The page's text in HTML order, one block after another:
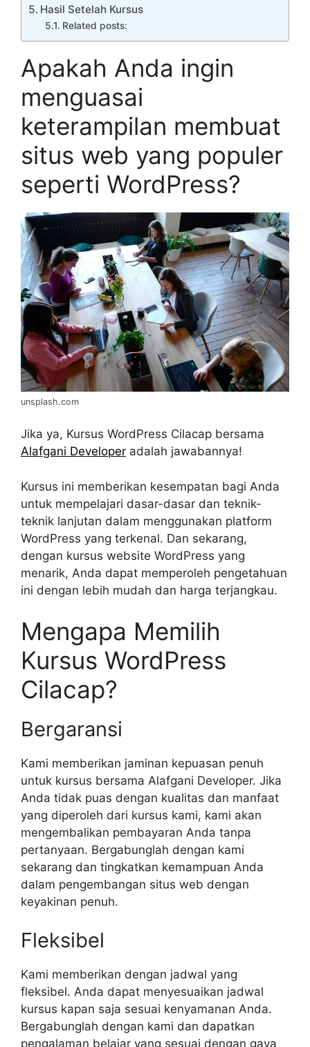
Hasil Setelah Kursus
Related posts:
Apakah Anda ingin
menguasai
keterampilan membuat
situs web yang populer
seperti WordPress?
unsplash.com
Jika ya, Kursus WordPress Cilacap bersama
Alafgani Developer adalah jawabannya!
Kursus ini memberikan kesempatan bagi Anda
untuk mempelajari dasar-dasar dan teknik-
teknik lanjutan dalam menggunakan platform
WordPress yang terkenal. Dan sekarang,
dengan kursus website WordPress yang
menarik, Anda dapat memperoleh pengetahuan
ini dengan lebih mudah dan harga terjangkau.
Mengapa Memilih
Kursus WordPress
Cilacap?
Bergaransi
Kami memberikan jaminan kepuasan penuh
untuk kursus bersama Alafgani Developer. Jika
Anda tidak puas dengan kualitas dan manfaat
yang diperoleh dari kursus kami, kami akan
mengembalikan pembayaran Anda tanpa
pertanyaan. Bergabunglah dengan kami
sekarang dan tingkatkan kemampuan Anda
dalam pengembangan situs web dengan
keyakinan penuh.
Fleksibel
Kami memberikan dengan jadwal yang
fleksibel. Anda dapat menyesuaikan jadwal
kursus kapan saja sesuai kenyamanan Anda.
Bergabunglah dengan kami dan dapatkan
pengalaman belajar yang sesuai dengan gaya